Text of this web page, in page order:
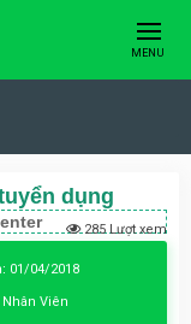
MENU
dụng
285 Lượt xem
01/04/2018
Nhân Viên